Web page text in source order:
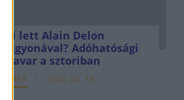
Mi lett Alain Delon
vagyonával? Adóhatósági
csavar a sztoriban
HÍREK 2026. júl. 19.